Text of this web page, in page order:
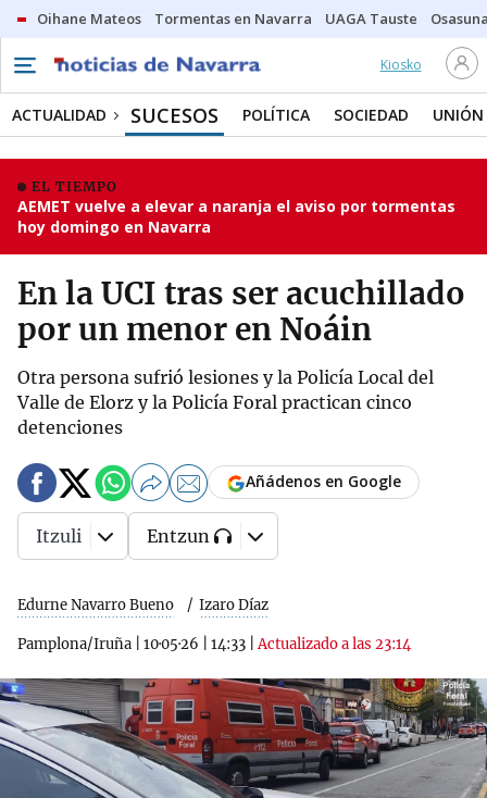
Oihane Mateos Tormentas en Navarra UAGA Tauste
Kiosko
ACTUALIDAD SUCESOS POLÍTICA SOCIEDAD UNIÓN
EL TIEMPO
AEMET vuelve a elevar a naranja el aviso por tormentas
hoy domingo en Navarra
En la UCI tras ser acuchillado
por un menor en Noáin
Otra persona sufrió lesiones y la Policía Local del
Valle de Elorz y la Policía Foral practican cinco
detenciones
Edurne Navarro Bueno Izaro Díaz
Pamplona/Iruña 10·05·26 14:33 |Actualizado a las 23:14
Añádenos en Google
Itzuli Entzun